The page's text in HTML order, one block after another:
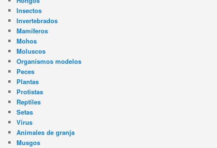
Insectos
Invertebrados
Mamíferos
Mohos
Moluscos
Organismos modelos
Peces
Plantas
Protistas
Reptiles
Setas
Virus
Animales de granja
Musgos